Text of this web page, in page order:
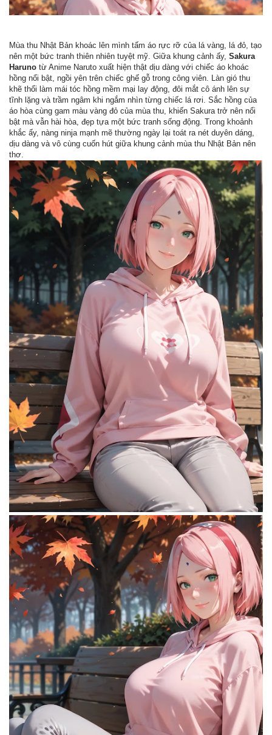
Mùa thu Nhật Bản khoác lên mình tấm áo rực rỡ của lá vàng, lá đỏ, tạo
nên một bức tranh thiên nhiên tuyệt mỹ. Giữa khung cảnh ấy, Sakura
Haruno từ Anime Naruto xuất hiện thật dịu dàng với chiếc áo khoác
hồng nổi bật, ngồi yên trên chiếc ghế gỗ trong công viên. Làn gió thu
khẽ thổi làm mái tóc hồng mềm mại lay động, đôi mắt cô ánh lên sự
tĩnh lặng và trầm ngâm khi ngắm nhìn từng chiếc lá rơi. Sắc hồng của
áo hòa cùng gam màu vàng đỏ của mùa thu, khiến Sakura trở nên nổi
bật mà vẫn hài hòa, đẹp tựa một bức tranh sống động. Trong khoảnh
khắc ấy, nàng ninja mạnh mẽ thường ngày lại toát ra nét duyên dáng,
dịu dàng và vô cùng cuốn hút giữa khung cảnh mùa thu Nhật Bản nên
thơ.